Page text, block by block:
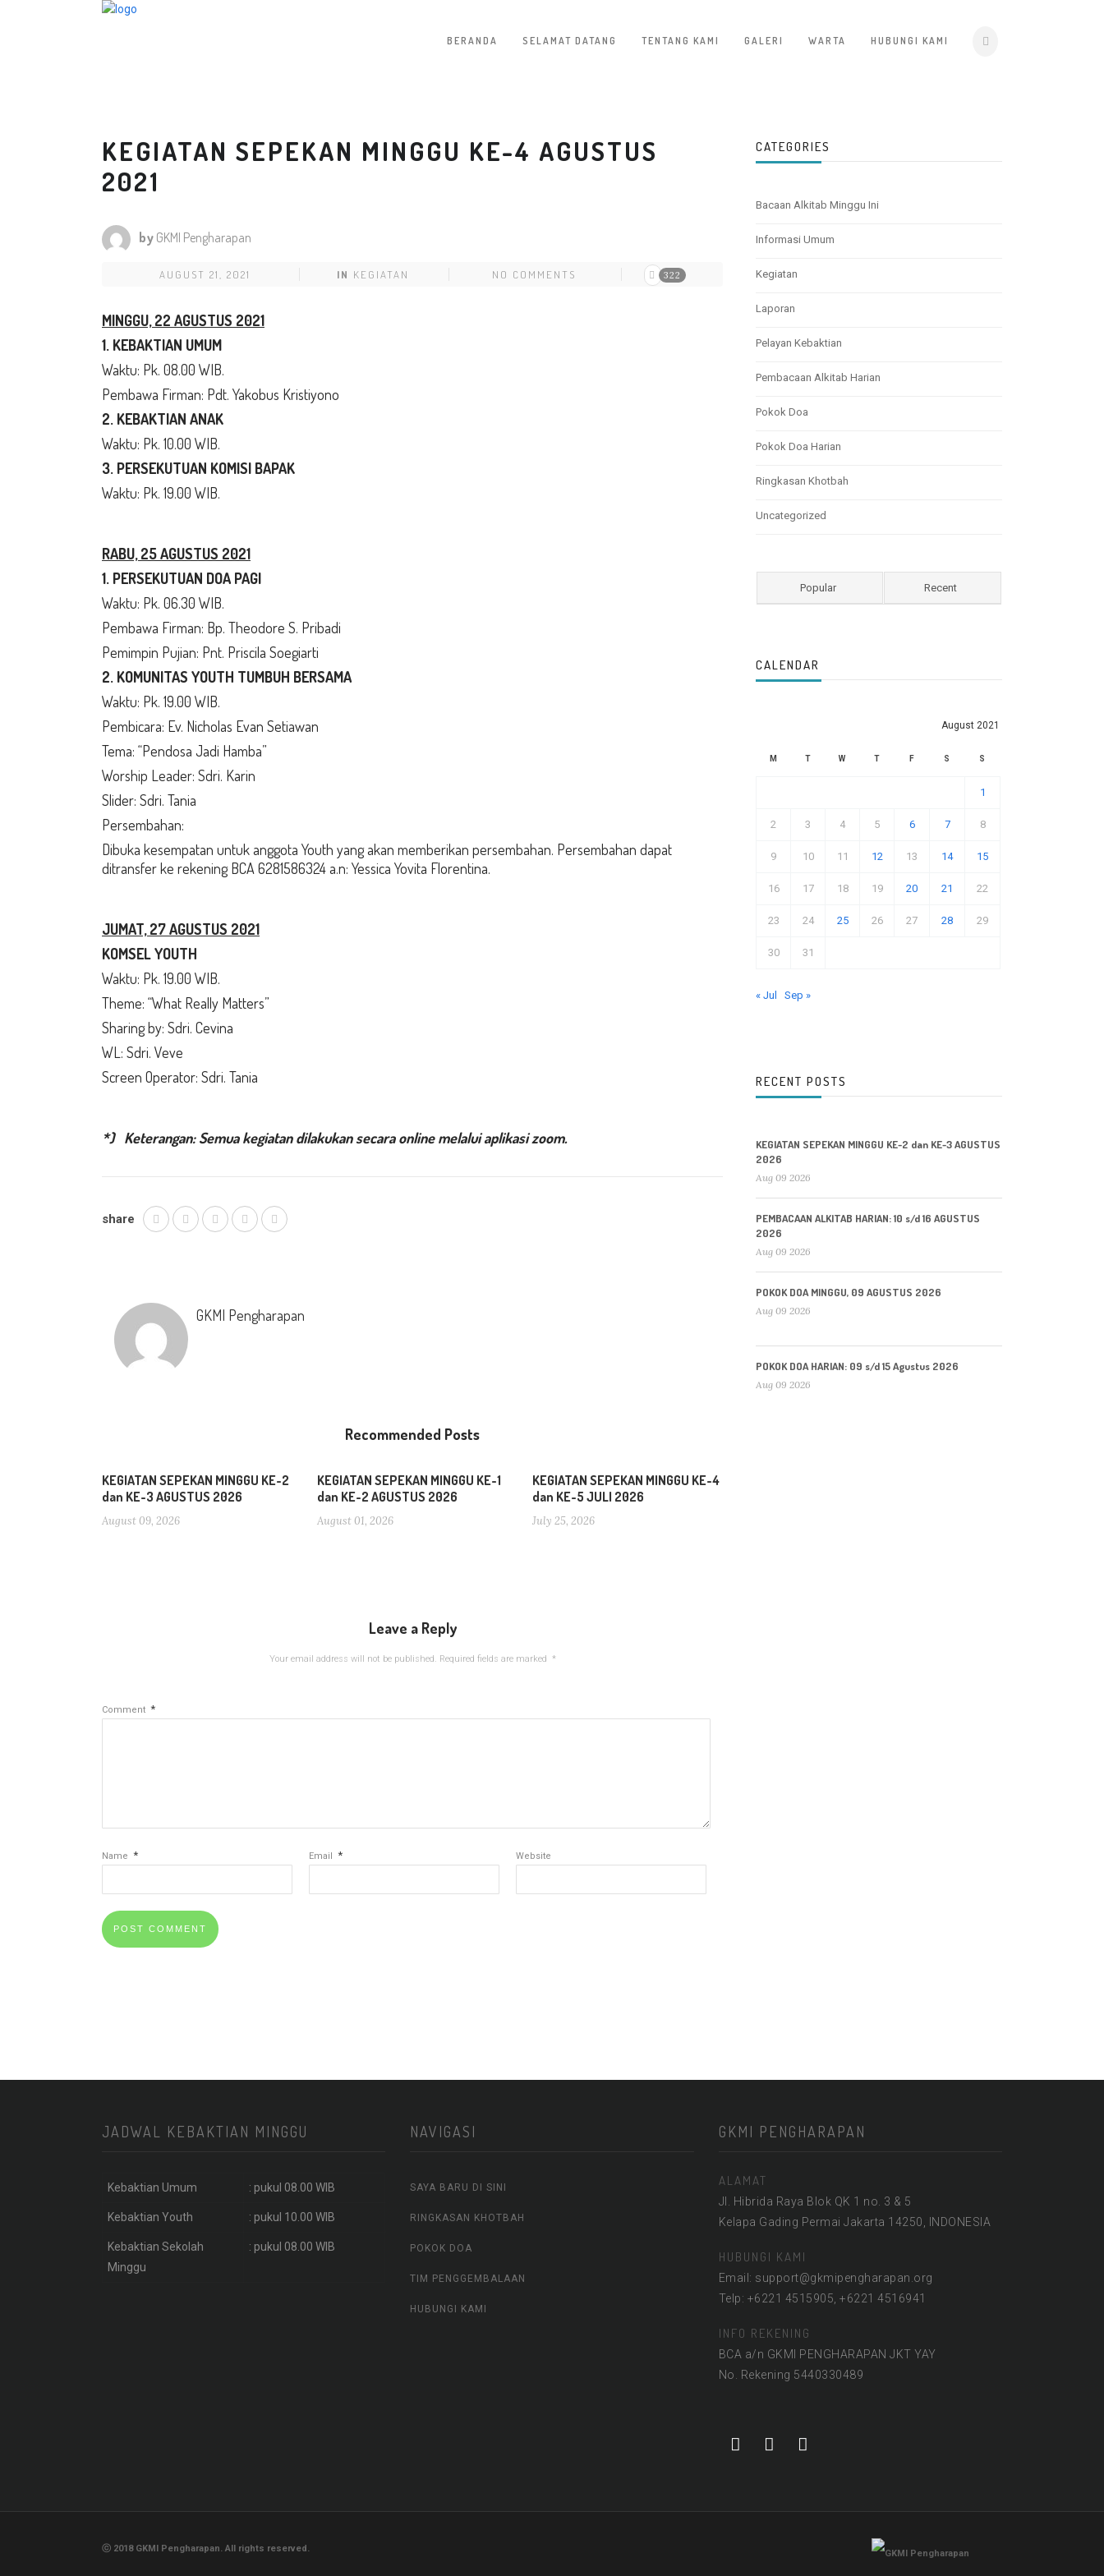
BERANDA SELAMAT DATANG TENTANG KAMI GALERI WARTA HUBUNGI KAMI
KEGIATAN SEPEKAN MINGGU KE-4 AGUSTUS
2021
by GKMI Pengharapan
AUGUST 21, 2021 IN KEGIATAN NO COMMENTS 322
MINGGU, 22 AGUSTUS 2021
1. KEBAKTIAN UMUM
Waktu: Pk. 08.00 WIB.
Pembawa Firman: Pdt. Yakobus Kristiyono
2. KEBAKTIAN ANAK
Waktu: Pk. 10.00 WIB.
3. PERSEKUTUAN KOMISI BAPAK
Waktu: Pk. 19.00 WIB.
RABU, 25 AGUSTUS 2021
1. PERSEKUTUAN DOA PAGI
Waktu: Pk. 06.30 WIB.
Pembawa Firman: Bp. Theodore S. Pribadi
Pemimpin Pujian: Pnt. Priscila Soegiarti
2. KOMUNITAS YOUTH TUMBUH BERSAMA
Waktu: Pk. 19.00 WIB.
Pembicara: Ev. Nicholas Evan Setiawan
Tema: “Pendosa Jadi Hamba”
Worship Leader: Sdri. Karin
Slider: Sdri. Tania
Persembahan:
Dibuka kesempatan untuk anggota Youth yang akan memberikan persembahan. Persembahan dapat
ditransfer ke rekening BCA 6281586324 a.n: Yessica Yovita Florentina.
JUMAT, 27 AGUSTUS 2021
KOMSEL YOUTH
Waktu: Pk. 19.00 WIB.
Theme: “What Really Matters”
Sharing by: Sdri. Cevina
WL: Sdri. Veve
Screen Operator: Sdri. Tania
*) Keterangan: Semua kegiatan dilakukan secara online melalui aplikasi zoom.
share
GKMI Pengharapan
Recommended Posts
KEGIATAN SEPEKAN MINGGU KE-2
dan KE-3 AGUSTUS 2026
August 09, 2026
KEGIATAN SEPEKAN MINGGU KE-1
dan KE-2 AGUSTUS 2026
August 01, 2026
KEGIATAN SEPEKAN MINGGU KE-4
dan KE-5 JULI 2026
July 25, 2026
Leave a Reply
Your email address will not be published. Required fields are marked *
Comment *
Name * Email * Website
CATEGORIES
Bacaan Alkitab Minggu Ini
Informasi Umum
Kegiatan
Laporan
Pelayan Kebaktian
Pembacaan Alkitab Harian
Pokok Doa
Pokok Doa Harian
Ringkasan Khotbah
Uncategorized
Popular Recent
CALENDAR
August 2021
M T W T F S S
1
2 3 4 5 6 7 8
9 10 11 12 13 14 15
16 17 18 19 20 21 22
23 24 25 26 27 28 29
30 31
« Jul Sep »
RECENT POSTS
KEGIATAN SEPEKAN MINGGU KE-2 dan KE-3 AGUSTUS
2026
Aug 09 2026
PEMBACAAN ALKITAB HARIAN: 10 s/d 16 AGUSTUS
2026
Aug 09 2026
POKOK DOA MINGGU, 09 AGUSTUS 2026
Aug 09 2026
POKOK DOA HARIAN: 09 s/d 15 Agustus 2026
Aug 09 2026
JADWAL KEBAKTIAN MINGGU
Kebaktian Umum : pukul 08.00 WIB
Kebaktian Youth : pukul 10.00 WIB
Kebaktian Sekolah
Minggu
: pukul 08.00 WIB
NAVIGASI
SAYA BARU DI SINI
RINGKASAN KHOTBAH
POKOK DOA
TIM PENGGEMBALAAN
HUBUNGI KAMI
GKMI PENGHARAPAN
ALAMAT
Jl. Hibrida Raya Blok QK 1 no. 3 & 5
Kelapa Gading Permai Jakarta 14250, INDONESIA
HUBUNGI KAMI
Email: support@gkmipengharapan.org
Telp: +6221 4515905, +6221 4516941
INFO REKENING
BCA a/n GKMI PENGHARAPAN JKT YAY
No. Rekening 5440330489
ⓒ 2018 GKMI Pengharapan. All rights reserved.